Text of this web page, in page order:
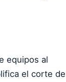
equipos al
el corte de